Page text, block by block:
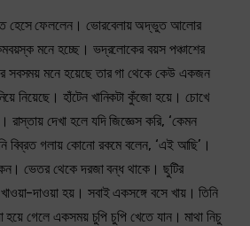
হেসে ফেললেন। ভোরবেলায় অদ্ভুত আলোর
মনে হচ্ছে। ভদ্রলোকের বয়স পঞ্চাশের
সবসময় মনে হয়েছে তার গা থেকে কেউ একজন
নিয়েছে। হাঁটেন খানিকটা কুঁজো হয়ে। চোখে
দেখা হলে যদি জিজ্ঞেস করি, ‘কেমন
বিব্রত গলায় কোনো রকমে বলেন, ‘এই আছি’।
ভেতর থেকে দরজা বন্ধ থাকে। ছুটির
দাওয়া হয়। সবাই একসঙ্গে বসে খায়। তিনি
হয়ে গেলে একসময় চুপি চুপি খেতে যান। মাথা নিচু